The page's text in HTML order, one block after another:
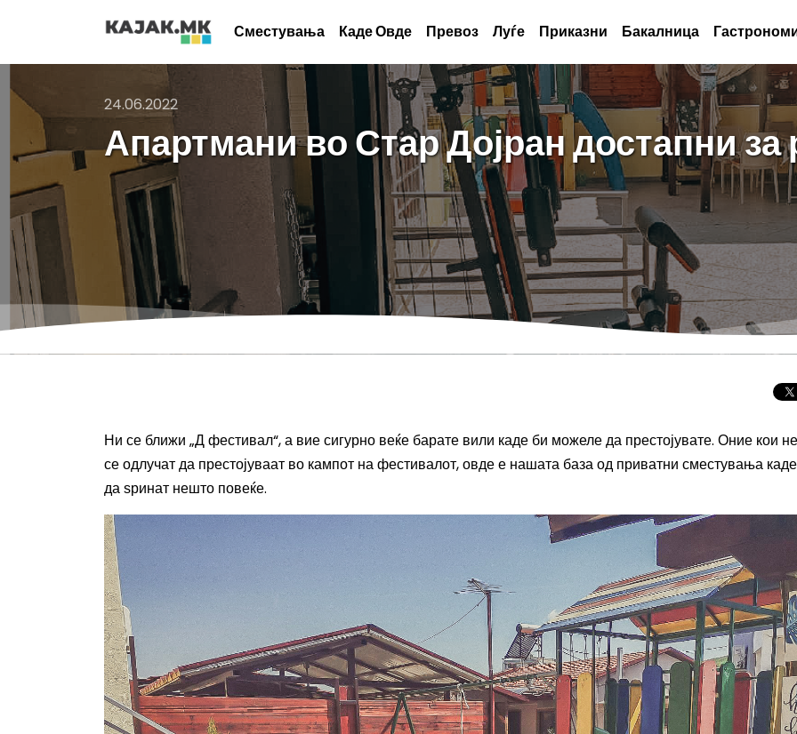
Сместувања Каде Овде Превоз Луѓе Приказни Бакалница
24.06.2022
Апартмани во Стар Дојран достапни за
Ни се ближи „Д фестивал“, а вие сигурно веќе барате вили каде би можеле да престојувате. Оние кои
се одлучат да престојуваат во кампот на фестивалот, овде е нашата база од приватни сместувања
да ѕринат нешто повеќе.
Скриени
Европа:
нов туристички